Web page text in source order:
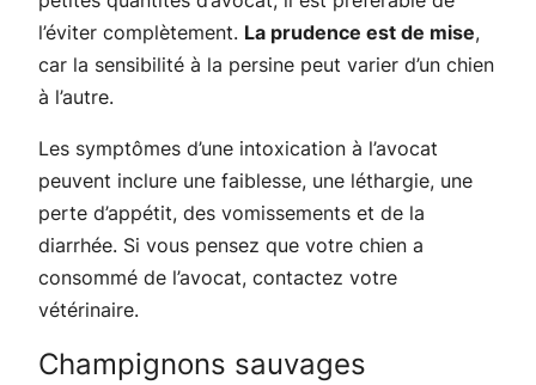
l’éviter complètement. La prudence est de mise,
car la sensibilité à la persine peut varier d’un chien
à l’autre.
Les symptômes d’une intoxication à l’avocat
peuvent inclure une faiblesse, une léthargie, une
perte d’appétit, des vomissements et de la
diarrhée. Si vous pensez que votre chien a
consommé de l’avocat, contactez votre
vétérinaire.
Champignons sauvages